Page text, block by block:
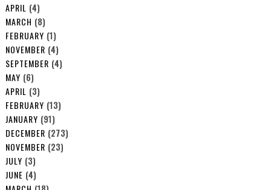
APRIL (4)
MARCH (8)
FEBRUARY (1)
NOVEMBER (4)
SEPTEMBER (4)
MAY (6)
APRIL (3)
FEBRUARY (13)
JANUARY (91)
DECEMBER (273)
NOVEMBER (23)
JULY (3)
JUNE (4)